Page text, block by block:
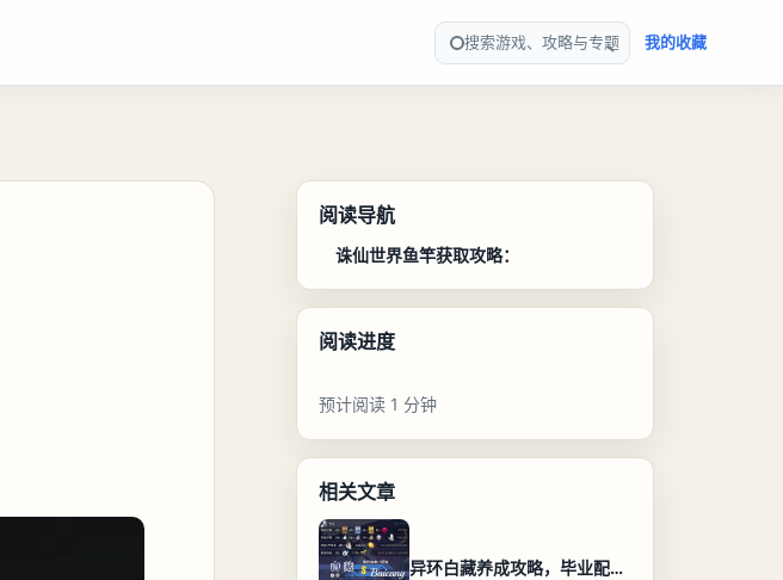
搜索游戏、攻略与专题 我的收藏
阅读导航
诛仙世界鱼竿获取攻略：
阅读进度
预计阅读 1 分钟
相关文章
异环白藏养成攻略，毕业配装、技能加点与阵容搭配保姆级解析